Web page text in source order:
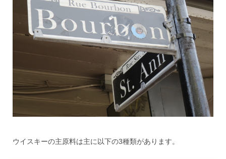
ウイスキーの主原料は主に以下の3種類があります。